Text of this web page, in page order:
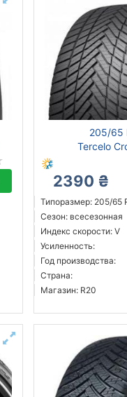
205/65
Tercelo
2390 ₴
Типоразмер: 205/65
Сезон: всесезонная
Индекс скорости: V
Усиленность:
Год производства:
Страна:
Магазин: R20